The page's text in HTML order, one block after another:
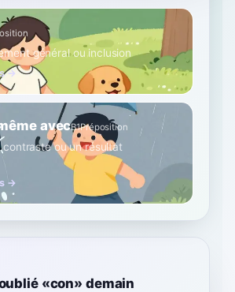
général ou inclusion
→
avecB1Préposition
contraste ou un résultat
→
«con» demain